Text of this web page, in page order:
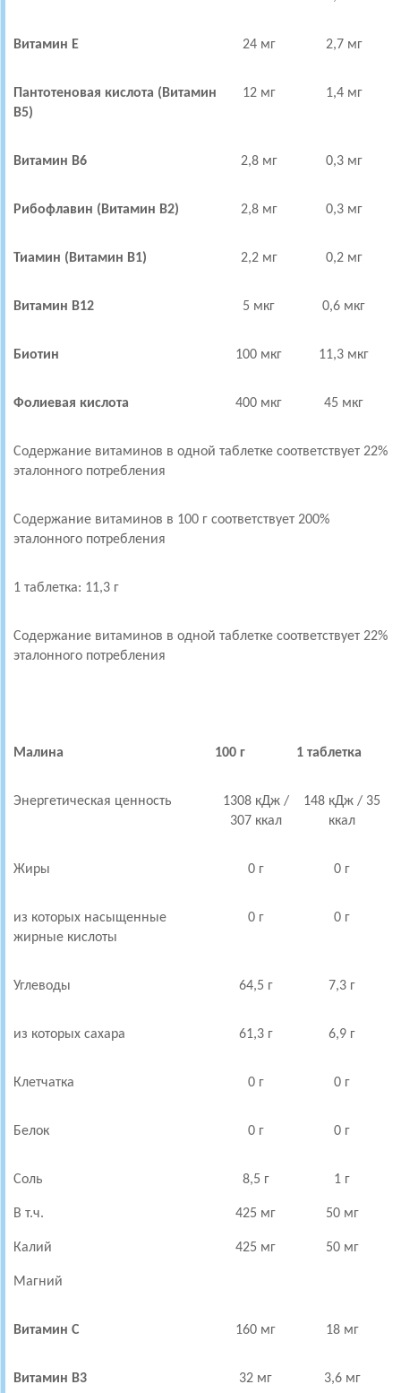
Витамин Е 24 мг 2,7 мг
Пантотеновая кислота (Витамин
В5)
12 мг 1,4 мг
Витамин В6 2,8 мг 0,3 мг
Рибофлавин (Витамин В2) 2,8 мг 0,3 мг
Тиамин (Витамин В1) 2,2 мг 0,2 мг
Витамин В12 5 мкг 0,6 мкг
Биотин 100 мкг 11,3 мкг
Фолиевая кислота 400 мкг 45 мкг
Содержание витаминов в одной таблетке соответствует 22%
эталонного потребления
Содержание витаминов в 100 г соответствует 200%
эталонного потребления
1 таблетка: 11,3 г
Содержание витаминов в одной таблетке соответствует 22%
эталонного потребления
Малина 100 г 1 таблетка
Энергетическая ценность
1308 кДж /
307 ккал
148 кДж / 35
ккал
Жиры 0 г 0 г
из которых насыщенные
жирные кислоты
0 г 0 г
Углеводы 64,5 г 7,3 г
из которых сахара 61,3 г 6,9 г
Клетчатка 0 г 0 г
Белок 0 г 0 г
Соль
В т.ч.
Калий
Магний
8,5 г
425 мг
425 мг
1 г
50 мг
50 мг
Витамин С 160 мг 18 мг
Витамин В3 32 мг 3,6 мг